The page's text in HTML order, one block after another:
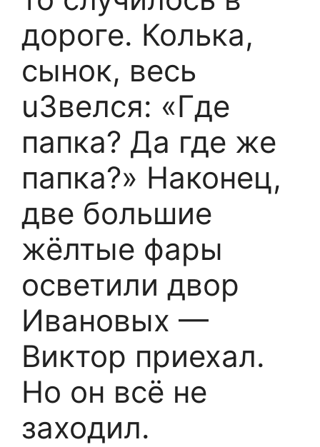
дороге. Колька,
сынок, весь
u3вeлcя: «Где
папка? Да где же
папка?» Наконец,
две большие
жёлтые фары
осветили двор
Ивановых —
Виктор приехал.
Но он всё не
заходил.